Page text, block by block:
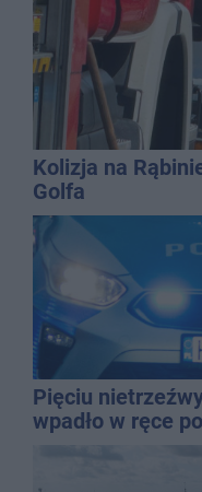
Kolizja na
Golfa
Pięciu
wpadło w ręce